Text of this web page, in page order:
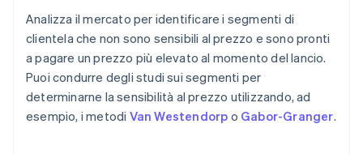
Analizza il mercato per identificare i segmenti di
clientela che non sono sensibili al prezzo e sono pronti
a pagare un prezzo più elevato al momento del lancio.
Puoi condurre degli studi sui segmenti per
determinarne la sensibilità al prezzo utilizzando, ad
esempio, i metodi Van Westendorp o Gabor-Granger.